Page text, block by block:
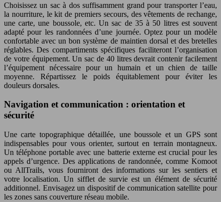
Choisissez un sac à dos suffisamment grand pour transporter l’eau,
la nourriture, le kit de premiers secours, des vêtements de rechange,
une carte, une boussole, etc. Un sac de 35 à 50 litres est souvent
adapté pour les randonnées d’une journée. Optez pour un modèle
confortable avec un bon système de maintien dorsal et des bretelles
réglables. Des compartiments spécifiques faciliteront l’organisation
de votre équipement. Un sac de 40 litres devrait contenir facilement
l’équipement nécessaire pour un humain et un chien de taille
moyenne. Répartissez le poids équitablement pour éviter les
douleurs dorsales.
Navigation et communication : orientation et
sécurité
Une carte topographique détaillée, une boussole et un GPS sont
indispensables pour vous orienter, surtout en terrain montagneux.
Un téléphone portable avec une batterie externe est crucial pour les
appels d’urgence. Des applications de randonnée, comme Komoot
ou AllTrails, vous fourniront des informations sur les sentiers et
votre localisation. Un sifflet de survie est un élément de sécurité
additionnel. Envisagez un dispositif de communication satellite pour
les zones sans couverture réseau mobile.